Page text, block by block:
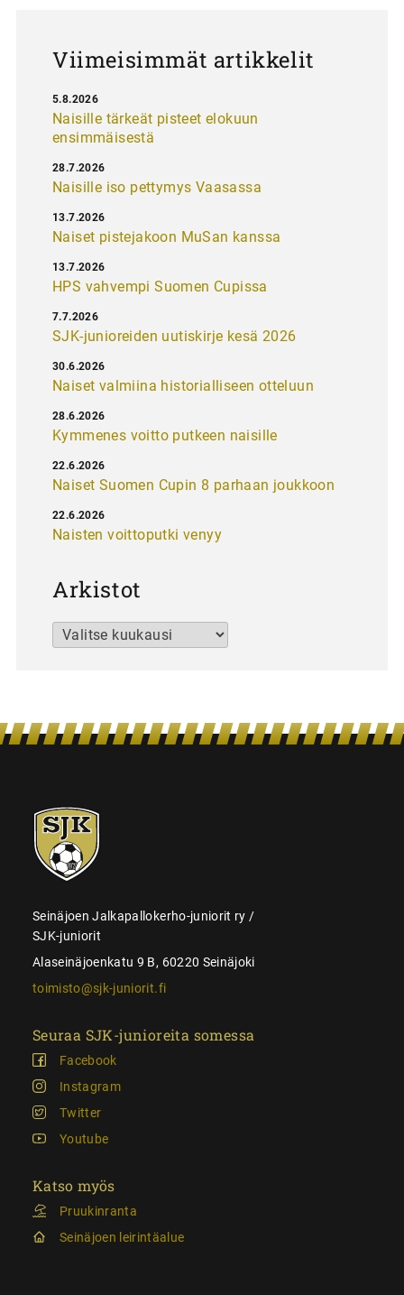
Viimeisimmät artikkelit
Naisille tärkeät pisteet elokuun
ensimmäisestä
5.8.2026
Naisille iso pettymys Vaasassa
28.7.2026
Naiset pistejakoon MuSan kanssa
13.7.2026
HPS vahvempi Suomen Cupissa
13.7.2026
SJK-junioreiden uutiskirje kesä 2026
7.7.2026
Naiset valmiina historialliseen otteluun
30.6.2026
Kymmenes voitto putkeen naisille
28.6.2026
Naiset Suomen Cupin 8 parhaan joukkoon
22.6.2026
Naisten voittoputki venyy
22.6.2026
Arkistot
Arkistot
SJK-
juniorit
Seinäjoen Jalkapallokerho-juniorit ry /
SJK-juniorit
Alaseinäjoenkatu 9 B, 60220 Seinäjoki
toimisto@sjk-juniorit.fi
Seuraa SJK-junioreita somessa
Facebook
Instagram
Twitter
Youtube
Katso myös
Pruukinranta
Seinäjoen leirintäalue